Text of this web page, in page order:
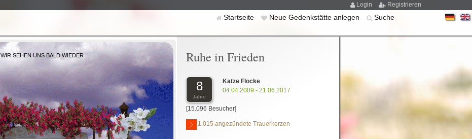
Login Registrieren
Startseite Neue Gedenkstätte anlegen Suche
WIR SEHEN UNS BALD WIEDER Ruhe in Frieden
8
Jahre
Katze Flocke
04.04.2009 - 21.06.2017
[15.096 Besucher]
1.015 angezündete Trauerkerzen